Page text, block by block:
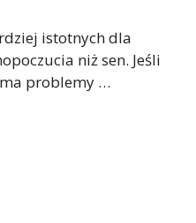
istotnych dla
niż sen. Jeśli
problemy …